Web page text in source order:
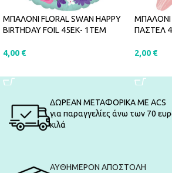
ΜΠΑΛΟΝΙ FLORAL SWAN HAPPY
BIRTHDAY FOIL 45ΕΚ- 1ΤΕΜ
4,00 €
ΜΠΑΛΟΝΙ
ΠΑΣΤΕΛ
2,00 €
ΔΩΡΕΑΝ ΜΕΤΑΦΟΡΙΚΑ ΜΕ ACS
για παραγγελίες άνω των 70
κιλά
ΑΥΘΗΜΕΡΟΝ ΑΠΟΣΤΟΛΗ